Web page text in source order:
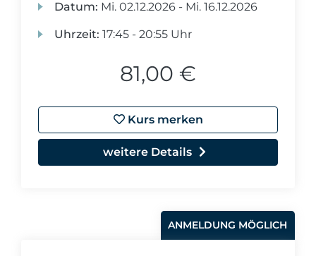
Datum: Mi. 02.12.2026 - Mi. 16.12.2026
Uhrzeit: 17:45 - 20:55 Uhr
81,00 €
Kurs merken
weitere Details
ANMELDUNG MÖGLICH